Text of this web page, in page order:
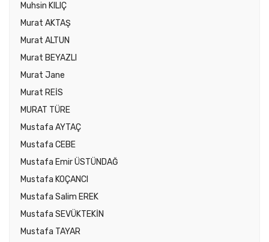
Muhsin KILIÇ
Murat AKTAŞ
Murat ALTUN
Murat BEYAZLI
Murat Jane
Murat REİS
MURAT TÜRE
Mustafa AYTAÇ
Mustafa CEBE
Mustafa Emir ÜSTÜNDAĞ
Mustafa KOÇANCI
Mustafa Salim EREK
Mustafa SEVÜKTEKİN
Mustafa TAYAR